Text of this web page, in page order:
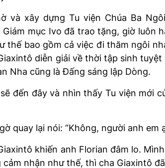
và xây dựng Tu viện Chúa Ba
mục Ivo đã trao tặng, giờ luôn
bao gồm cả việc đi thăm ngôi
diễn giải về thời tập sinh tuyệt
Nha cũng là Đấng sáng lập Dòng.
đến đây và nhìn thấy Tu viện mới
quay lại nói: “Không, người anh em
khiến anh Florian đâm lo.
nhận như thế, thì cha Giaxintô